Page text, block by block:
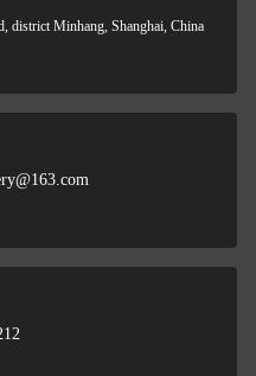
district Minhang, Shanghai, China